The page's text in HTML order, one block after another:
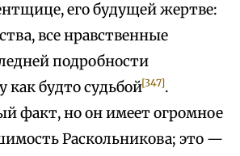
его будущей жертве:
все нравственные
подробности
как будто судьбой[347].
факт, но он имеет огромное
Раскольникова; это —